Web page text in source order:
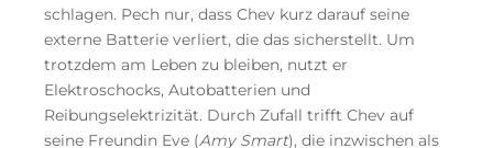
schlagen. Pech nur, dass Chev kurz darauf seine
externe Batterie verliert, die das sicherstellt. Um
trotzdem am Leben zu bleiben, nutzt er
Elektroschocks, Autobatterien und
Reibungselektrizität. Durch Zufall trifft Chev auf
seine Freundin Eve (Amy Smart), die inzwischen als